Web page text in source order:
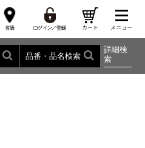
品番・品名検索
詳細検
索